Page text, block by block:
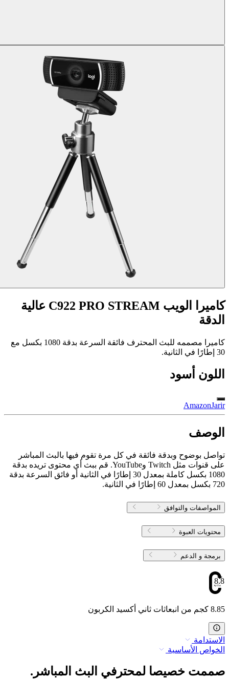
كاميرا الويب C922 PRO STREAM عالية
الدقة
كاميرا مصممه للبث المحترف فائقة السرعة بدقة 1080 بكسل مع
30 إطارًا في الثانية.
اللون أسود
AmazonJarir
الوصف
تواصل بوضوح وبدقة فائقة في كل مرة تقوم فيها بالبث المباشر
على قنوات مثل Twitch وYouTube. قم ببث أي محتوى تريده بدقة
1080 بكسل كاملة بمعدل 30 إطارًا في الثانية أو فائق السرعة بدقة
720 بكسل بمعدل 60 إطارًا في الثانية.
المواصفات والتوافق
محتويات العبوة
برمجة و الدعم
8.85
8.85 كجم من انبعاثات ثاني أكسيد الكربون
الاستدامة
الخواص الأساسية
صممت خصيصا لمحترفي البث المباشر.